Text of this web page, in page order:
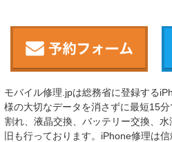
モバイル修理.jpは総務省に登録する
様の大切なデータを消さずに最短15
割れ、液晶交換、バッテリー交換、
旧も行っております。iPhone修理は